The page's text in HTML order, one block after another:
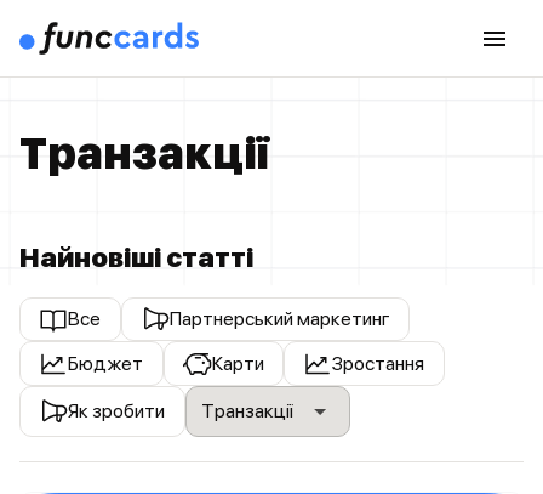
Транзакції
Найновіші статті
Все
Партнерський маркетинг
Бюджет
Карти Зростання
Як зробити Транзакції